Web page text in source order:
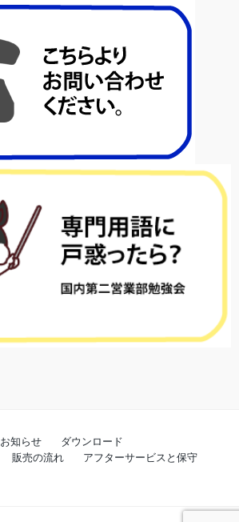
お知らせ
ダウンロード
販売の流れ
アフターサービスと保守